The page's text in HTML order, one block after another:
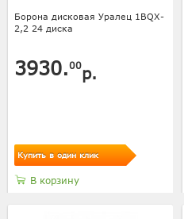
Борона дисковая Уралец 1BQX-
2,2 24 диска
3930.00р.
Купить в один клик
В корзину